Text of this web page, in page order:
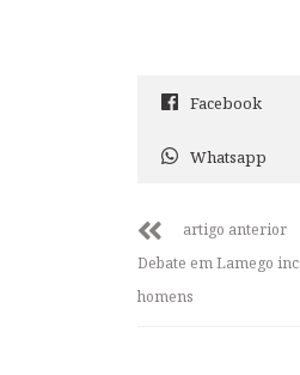
Facebook
Whatsapp
artigo anterior
Debate em Lamego
homens